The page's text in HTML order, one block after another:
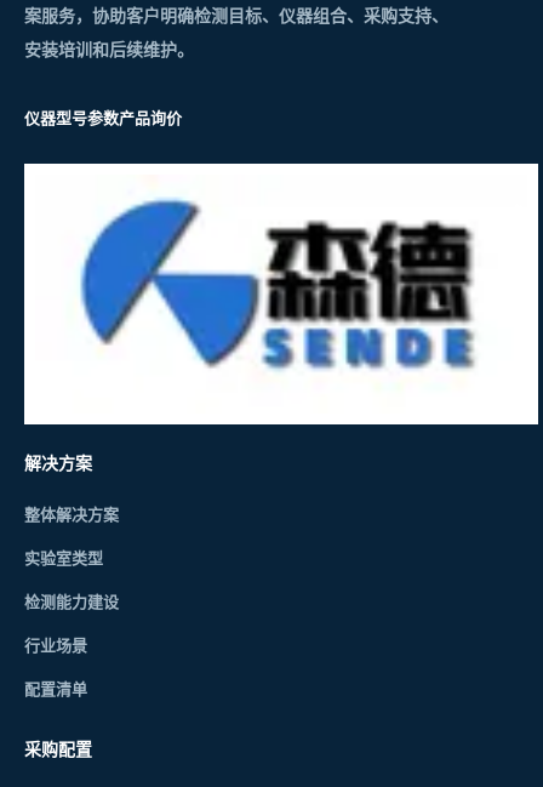
案服务，协助客户明确检测目标、仪器组合、采购支持、
安装培训和后续维护。
仪器型号参数产品询价
解决方案
整体解决方案
实验室类型
检测能力建设
行业场景
配置清单
采购配置